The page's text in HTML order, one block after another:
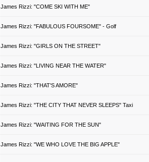
James Rizzi: "COME SKI WITH ME"
James Rizzi: "FABULOUS FOURSOME" - Golf
James Rizzi: "GIRLS ON THE STREET"
James Rizzi: "LIVING NEAR THE WATER"
James Rizzi: "THAT'S AMORE"
James Rizzi: "THE CITY THAT NEVER SLEEPS" Taxi
James Rizzi: "WAITING FOR THE SUN"
James Rizzi: "WE WHO LOVE THE BIG APPLE"